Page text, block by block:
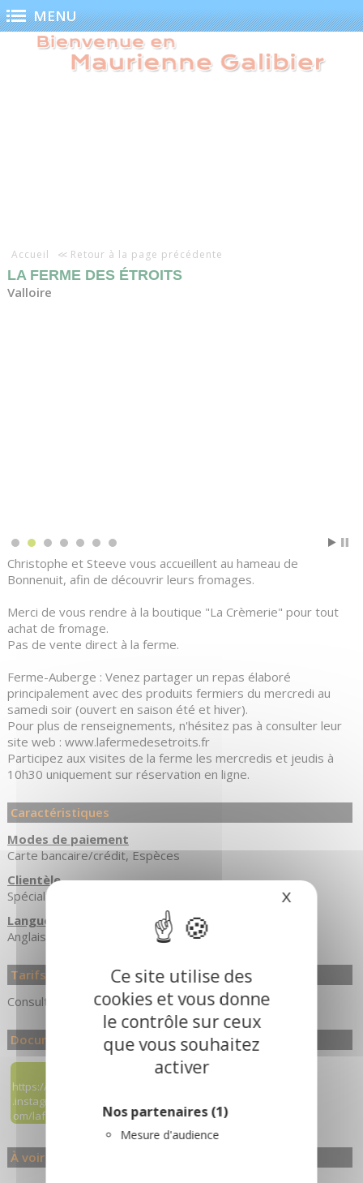
Panneau de gestion des cookies
Ce site utilise des
cookies et vous donne
le contrôle sur ceux
que vous souhaitez
activer
Nos partenaires(1)
Mesure d'audience
X Masquer
MENU
Accueil Retour à la page précédente
LA FERME DES ÉTROITS
Valloire
Christophe et Steeve vous accueillent au hameau de
Bonnenuit, afin de découvrir leurs fromages.
Merci de vous rendre à la boutique "La Crèmerie" pour tout
achat de fromage.
Pas de vente direct à la ferme.
Ferme-Auberge : Venez partager un repas élaboré
principalement avec des produits fermiers du mercredi au
samedi soir (ouvert en saison été et hiver).
Pour plus de renseignements, n'hésitez pas à consulter leur
site web : www.lafermedesetroits.fr
Participez aux visites de la ferme les mercredis et jeudis à
10h30 uniquement sur réservation en ligne.
Caractéristiques
Modes de paiement
Carte bancaire/crédit Espèces
Clientèle
Spécial famille avec enfants
Langues Parlées
Anglais
Tarifs
Consultez notre site Internet.
Documents à télécharger / Sites à consulter
https://www
.instagram.c
om/laferme
hl=fr
À voir également...